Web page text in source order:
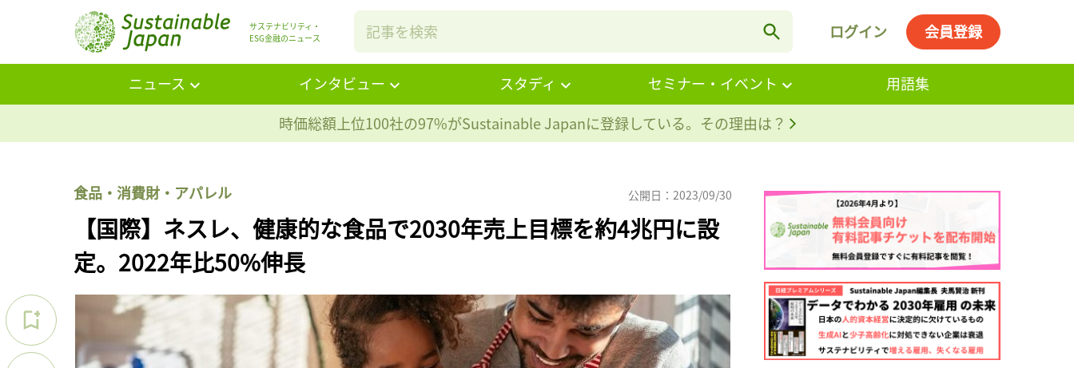
サステナビリティ・
ESG金融のニュース
ログイン 会員登録
ニュース インタビュー スタディ セミナー・イベント
用語集
時価総額上位100社の97%がSustainable Japanに登録している。その理由は？
食品・消費財・アパレル 公開日：2023/09/30
【国際】ネスレ、健康的な食品で2030年売上目標を約4兆円に設
定。2022年比50%伸長